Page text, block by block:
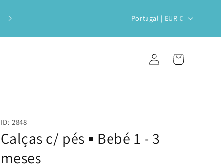
sustentabilidade!
P
a
g
i
Portugal | EUR €
Iniciar
sessão
Carrinho
ID: 2848
Calças c/ pés ▪️ Bebé 1 - 3
meses